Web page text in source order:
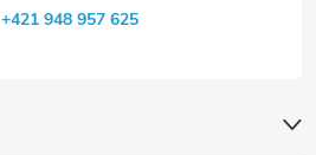
+421 948 957 625